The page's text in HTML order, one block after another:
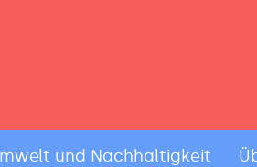
und Nachhaltigkeit